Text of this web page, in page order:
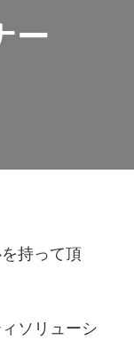
ー
持って頂
ソリューシ